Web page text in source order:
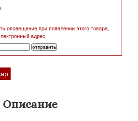
оповещение при появлении этого товара,
адрес.
Описание